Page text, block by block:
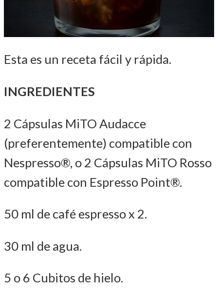
Esta es un receta fácil y rápida.
INGREDIENTES
2 Cápsulas MiTO Audacce
(preferentemente) compatible con
Nespresso®, o 2 Cápsulas MiTO Rosso
compatible con Espresso Point®.
50 ml de café espresso x 2.
30 ml de agua.
5 o 6 Cubitos de hielo.